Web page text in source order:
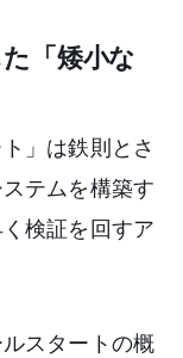
「矮小な
」は鉄則とさ
テムを構築す
検証を回すア
スタートの概